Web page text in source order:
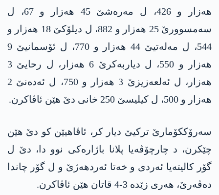
ھەزار و 426، ل مەرەشێ 45 ھەزار و 67، ل
سەمسوورێ 25 ھەزار و 882، ل دیلۆکێ 18 ھەزار و
544، ل مەلەتیێ 44 ھەزار و 770، ل ئۆسمانیێ 9
ھەزار و 550، ل دیاربەکرێ 6 ھەزار، ل رحایێ 3
ھەزار، ل ئەلعەزیزێ 3 ھەزار و 750، ل ئەدەنێ 2
ھەزار و 500، ل کیلیسێ 250 خانی دێ هێن ئاڤاکرن.
سەرۆککۆمارێ ترکیێ دیار کر، ئاڤاھیێن کو دێ هێن
چێکرن، د چارچۆڤەیا پلانا باژارەکی نوو دا، دێ ل
گۆر کالیتەیا ئەردی و خەتا ئەردھەژێ و ل گۆر چاندا
دەڤەرێ، ھەری زێدە 3-4 قاتان هێن ئاڤاکرن.